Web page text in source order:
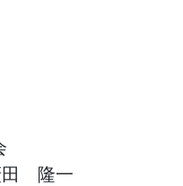
田 隆一